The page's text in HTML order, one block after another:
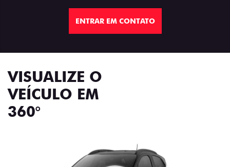
ENTRAR EM CONTATO
VISUALIZE O
VEÍCULO EM
360°